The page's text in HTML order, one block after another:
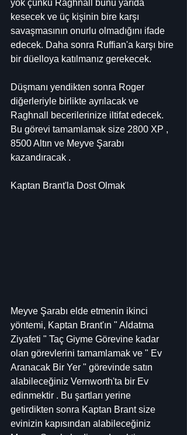
yok çünkü Raghnall bunu yarıda
kesecek ve üç kişinin bire karşı
savaşmasının onurlu olmadığını ifade
edecek. Daha sonra Ruffian'a karşı bire
bir düelloya katılmanız gerekecek.
Düşmanı yendikten sonra Roger
diğerleriyle birlikte ayrılacak ve
Raghnall becerilerinize iltifat edecek.
Bu görevi tamamlamak size 2800 XP ,
8500 Altın ve Meyve Şarabı
kazandıracak .
Kaptan Brant'la Dost Olmak
Meyve Şarabı elde etmenin ikinci
yöntemi, Kaptan Brant'ın " Aldatma
Ziyafeti " Taç Giyme Görevine kadar
olan görevlerini tamamlamak ve " Ev
Aranacak Bir Yer " görevinde satın
alabileceğiniz Vernworth'ta bir Ev
edinmektir . Bu şartları yerine
getirdikten sonra Kaptan Brant size
evinizin kapısından alabileceğiniz